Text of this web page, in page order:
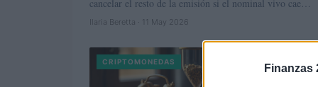
Finanzas
cancelar el resto de la emisión si el nominal vivo cae…
Ilaria Beretta · 11 May 2026
CRIPTOMONEDAS